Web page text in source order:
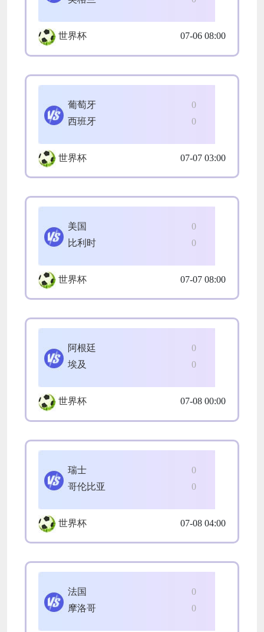
世界杯 07-06 08:00
0
葡萄牙
0
西班牙
世界杯 07-07 03:00
0
美国
0
比利时
世界杯 07-07 08:00
0
阿根廷
0
埃及
世界杯 07-08 00:00
0
瑞士
0
哥伦比亚
世界杯 07-08 04:00
0
法国
0
摩洛哥